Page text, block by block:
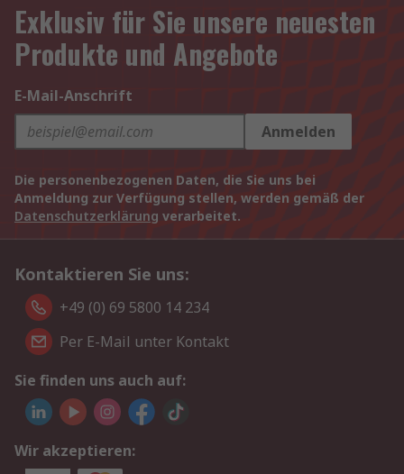
Exklusiv für Sie unsere neuesten
Produkte und Angebote
E-Mail-Anschrift
Anmelden
Die personenbezogenen Daten, die Sie uns bei
Anmeldung zur Verfügung stellen, werden gemäß der
Datenschutzerklärung verarbeitet.
Kontaktieren Sie uns:
+49 (0) 69 5800 14 234
Per E-Mail unter Kontakt
Sie finden uns auch auf:
Wir akzeptieren: